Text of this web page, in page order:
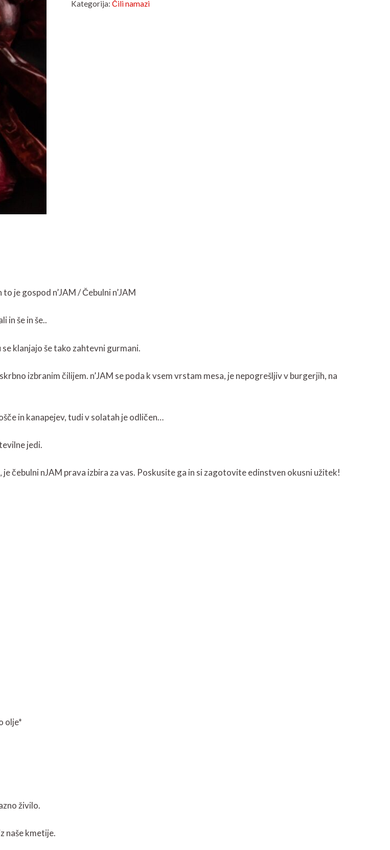
Kategorija: Čili namazi
je gospod n’JAM / Čebulni n’JAM
in še in še..
klanjajo še tako zahtevni gurmani.
izbranim čilijem. n’JAM se poda k vsem vrstam mesa, je nepogrešljiv v burgerjih, na
in kanapejev, tudi v solatah je odličen…
jedi.
čebulni nJAM prava izbira za vas. Poskusite ga in si zagotovite edinstven okusni užitek!
olje*
živilo.
naše kmetije.